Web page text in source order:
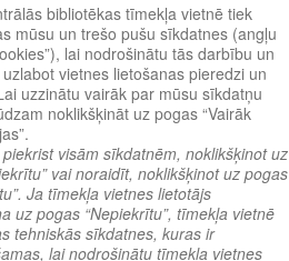
bibliotēkas tīmekļa vietnē tiek
mūsu un trešo pušu sīkdatnes (angļu
lai nodrošinātu tās darbību un
vietnes lietošanas pieredzi un
uzzinātu vairāk par mūsu sīkdatņu
noklikšķināt uz pogas “Vairāk
visām sīkdatnēm, noklikšķinot uz
vai noraidīt, noklikšķinot uz pogas
Ja tīmekļa vietnes lietotājs
uz pogas “Nepiekrītu”, tīmekļa vietnē
tehniskās sīkdatnes, kuras ir
lai nodrošinātu tīmekļa vietnes